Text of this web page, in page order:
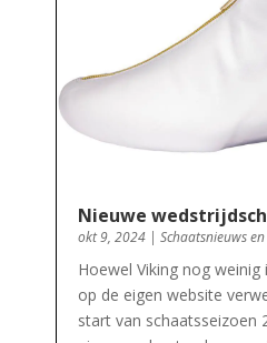
Nieuwe
okt 9, 2024| Schaatsnieuws
Hoewel Viking nog
op de eigen website
start van schaatsseizoen